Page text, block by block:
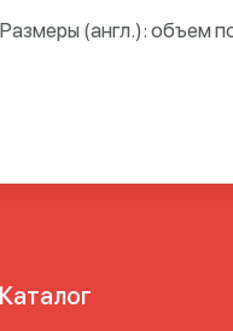
Размеры (англ.): объем
Каталог